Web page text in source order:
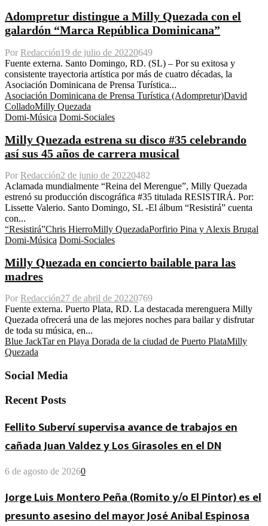
Adompretur distingue a Milly Quezada con el
galardón “Marca República Dominicana”
Por Redacción19 de julio de 20220649
Fuente externa. Santo Domingo, RD. (SL) – Por su exitosa y
consistente trayectoria artística por más de cuatro décadas, la
Asociación Dominicana de Prensa Turística...
Asociación Dominicana de Prensa Turística (Adompretur)David
ColladoMilly Quezada
Domi-Música Domi-Sociales
Milly Quezada estrena su disco #35 celebrando
así sus 45 años de carrera musical
Por Redacción2 de junio de 20220482
Aclamada mundialmente “Reina del Merengue”, Milly Quezada
estrenó su producción discográfica #35 titulada RESISTIRÁ. Por:
Lissette Valerio. Santo Domingo, SL -El álbum “Resistirá” cuenta
con...
“Resistirá”Chris HierroMilly QuezadaPorfirio Pina y Alexis Brugal
Domi-Música Domi-Sociales
Milly Quezada en concierto bailable para las
madres
Por Redacción27 de abril de 20220769
Fuente externa. Puerto Plata, RD. La destacada merenguera Milly
Quezada ofrecerá una de las mejores noches para bailar y disfrutar
de toda su música, en...
Blue JackTar en Playa Dorada de la ciudad de Puerto PlataMilly
Quezada
Social Media
Recent Posts
Fellito Suberví supervisa avance de trabajos en
cañada Juan Valdez y Los Girasoles en el DN
6 de agosto de 20260
Jorge Luis Montero Peña (Romito y/o El Pintor) es el
presunto asesino del mayor José Anibal Espinosa